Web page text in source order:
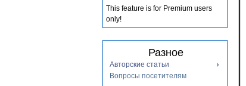
This feature is for Premium users
only!
Разное
Авторские статьи
Вопросы посетителям